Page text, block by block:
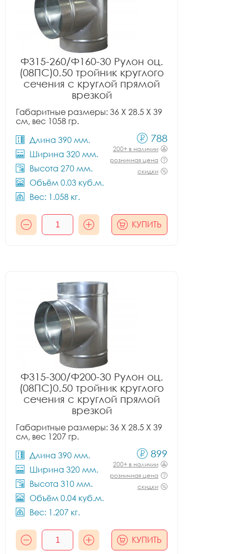
Ф315-260/Ф160-30 Рулон оц.
(08ПС)0.50 тройник круглого
сечения с круглой прямой
врезкой
Габаритные размеры: 36 X 28.5 X 39
см, вес 1058 гр.
Длина 390 мм.
Ширина 320 мм.
Высота 270 мм.
Объём 0.03 куб.м.
Вес: 1.058 кг.
788
200+ в наличии
розничная цена
скидки
КУПИТЬ
Ф315-300/Ф200-30 Рулон оц.
(08ПС)0.50 тройник круглого
сечения с круглой прямой
врезкой
Габаритные размеры: 36 X 28.5 X 39
см, вес 1207 гр.
Длина 390 мм.
Ширина 320 мм.
Высота 310 мм.
Объём 0.04 куб.м.
Вес: 1.207 кг.
899
200+ в наличии
розничная цена
скидки
КУПИТЬ